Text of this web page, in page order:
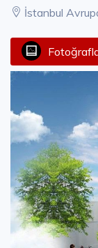
İstanbul